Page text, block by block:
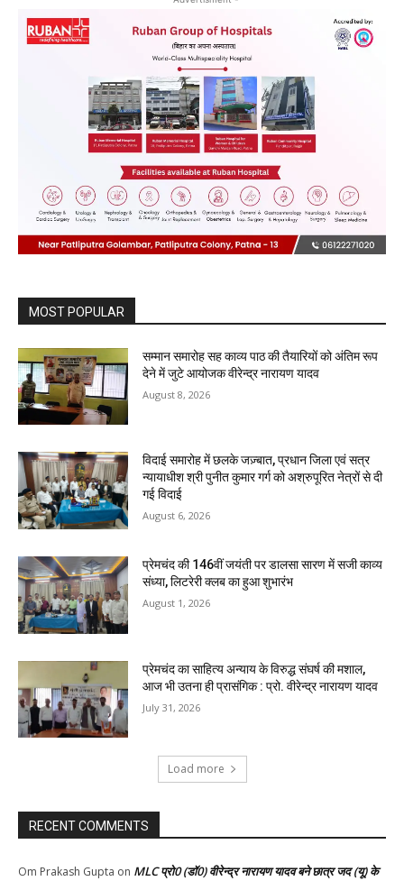
MOST POPULAR
सम्मान समारोह सह काव्य पाठ की तैयारियों को अंतिम रूप
देने में जुटे आयोजक वीरेन्द्र नारायण यादव
August 8, 2026
विदाई समारोह में छलके जज़्बात, प्रधान जिला एवं सत्र
न्यायाधीश श्री पुनीत कुमार गर्ग को अश्रुपूरित नेत्रों से दी
गई विदाई
August 6, 2026
प्रेमचंद की 146वीं जयंती पर डालसा सारण में सजी काव्य
संध्या, लिटरेरी क्लब का हुआ शुभारंभ
August 1, 2026
प्रेमचंद का साहित्य अन्याय के विरुद्ध संघर्ष की मशाल,
आज भी उतना ही प्रासंगिक : प्रो. वीरेन्द्र नारायण यादव
July 31, 2026
Load more
RECENT COMMENTS
Om Prakash Gupta on MLC प्रो0 (डॉ0) वीरेन्द्र नारायण यादव बने छात्र जद (यू) के